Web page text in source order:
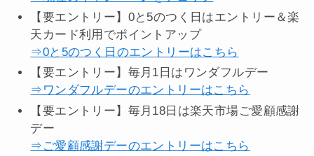
楽天市場でイベントが開催されているときは、楽天
ポイントをたくさん獲得できるチャンスです。
お買い物マラソンやスーパーセール開催時はポイ
ントアップ・クーポン・セールなどのイベントが
開催されるかも？！